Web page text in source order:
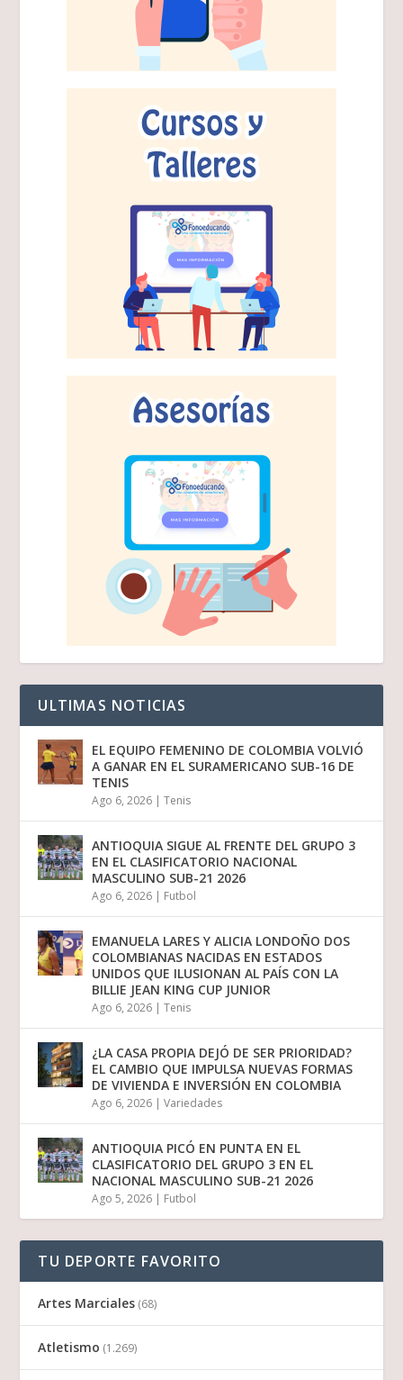
ULTIMAS NOTICIAS
EL EQUIPO FEMENINO DE COLOMBIA VOLVIÓ
A GANAR EN EL SURAMERICANO SUB-16 DE
TENIS
Ago 6, 2026 |Tenis
ANTIOQUIA SIGUE AL FRENTE DEL GRUPO 3
EN EL CLASIFICATORIO NACIONAL
MASCULINO SUB-21 2026
Ago 6, 2026 | Futbol
EMANUELA LARES Y ALICIA LONDOÑO DOS
COLOMBIANAS NACIDAS EN ESTADOS
UNIDOS QUE ILUSIONAN AL PAÍS CON LA
BILLIE JEAN KING CUP JUNIOR
Ago 6, 2026 |Tenis
¿LA CASA PROPIA DEJÓ DE SER PRIORIDAD?
EL CAMBIO QUE IMPULSA NUEVAS FORMAS
DE VIVIENDA E INVERSIÓN EN COLOMBIA
Ago 6, 2026 |Variedades
ANTIOQUIA PICÓ EN PUNTA EN EL
CLASIFICATORIO DEL GRUPO 3 EN EL
NACIONAL MASCULINO SUB-21 2026
Ago 5, 2026 | Futbol
TU DEPORTE FAVORITO
Artes Marciales (68)
Atletismo (1.269)